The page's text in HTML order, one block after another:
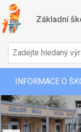
Základní
INFORMACE O